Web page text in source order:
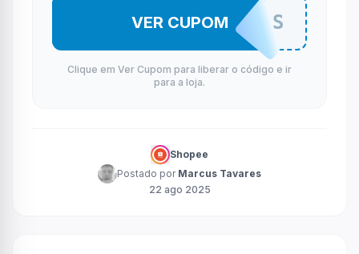
UGREJDWAS
VER CUPOM
Clique em Ver Cupom para liberar o código e ir
para a loja.
Shopee
Postado por Marcus Tavares
22 ago 2025